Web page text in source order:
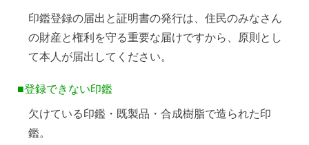
印鑑登録の届出と証明書の発行は、住民のみなさん
の財産と権利を守る重要な届けですから、原則とし
て本人が届出してください。
■登録できない印鑑
欠けている印鑑・既製品・合成樹脂で造られた印
鑑。